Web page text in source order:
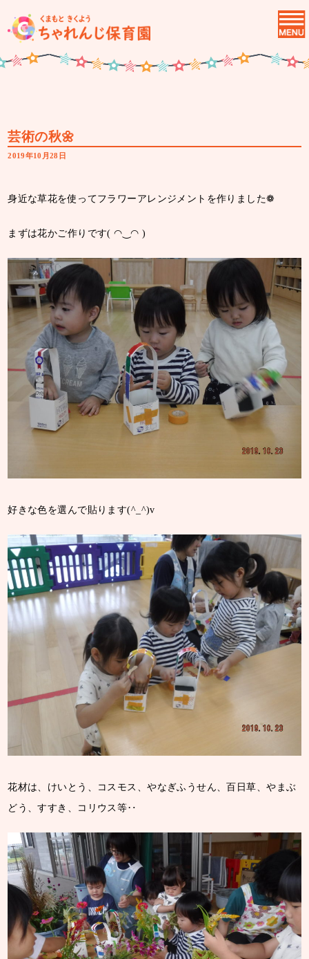
芸術の秋🌼
2019年10月28日
身近な草花を使ってフラワーアレンジメントを作りました❁
まずは花かご作りです( ◠‿◠ )
好きな色を選んで貼ります(^_^)v
花材は、けいとう、コスモス、やなぎふうせん、百日草、やまぶ
どう、すすき、コリウス等‥